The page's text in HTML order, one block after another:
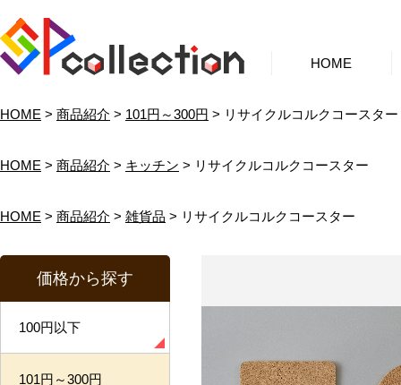
HOME
HOME > 商品紹介 > 101円～300円 > リサイクルコルクコースター
HOME > 商品紹介 > キッチン > リサイクルコルクコースター
HOME > 商品紹介 > 雑貨品 > リサイクルコルクコースター
価格から探す
100円以下
101円～300円